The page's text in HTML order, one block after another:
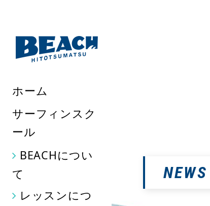
ホーム
サーフィンスク
ール
BEACHについ
て
レッスンにつ
NEWS